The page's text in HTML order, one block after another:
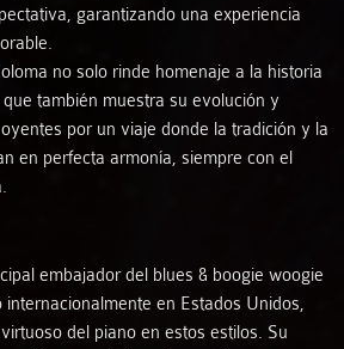
garantizando una experiencia
no solo rinde homenaje a la historia
también muestra su evolución y
por un viaje donde la tradición y la
en perfecta armonía, siempre con el
embajador del blues & boogie woogie
en Estados Unidos,
del piano en estos estilos. Su